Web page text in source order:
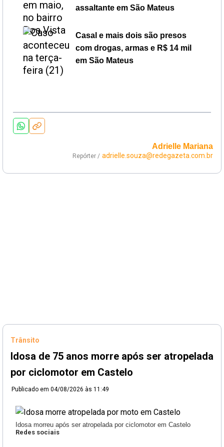
assaltante em São Mateus
Casal e mais dois são presos
com drogas, armas e R$ 14 mil
em São Mateus
Adrielle Mariana
Repórter / adrielle.souza@redegazeta.com.br
Trânsito
Idosa de 75 anos morre após ser atropelada
por ciclomotor em Castelo
Publicado em 04/08/2026 às 11:49
Idosa morreu após ser atropelada por ciclomotor em Castelo
Redes sociais